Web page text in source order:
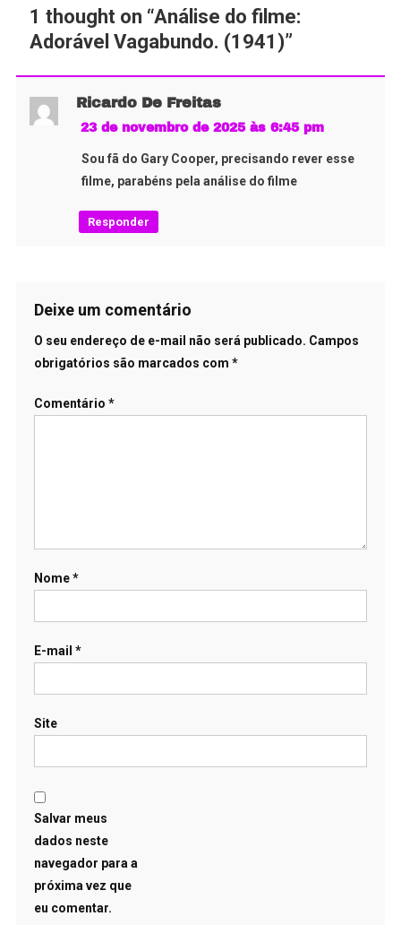
1 thought on “Análise do filme:
Adorável Vagabundo. (1941)”
Ricardo De Freitas
23 de novembro de 2025 às 6:45 pm
Sou fã do Gary Cooper, precisando rever esse
filme, parabéns pela análise do filme
Responder
Deixe um comentário
O seu endereço de e-mail não será publicado. Campos
obrigatórios são marcados com *
Comentário *
Nome*
E-mail *
Site
Salvar meus
dados neste
navegador para a
próxima vez que
eu comentar.